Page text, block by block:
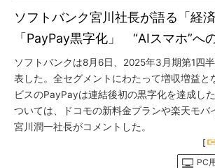
ソフトバンク宮川社長が語る「経済
「PayPay黒字化」 “AIスマホ”へ
ソフトバンクは8月6日、2025年3月期第1四
表した。全セグメントにわたって増収増益と
ビスのPayPayは連結後初の黒字化を達成し
ついては、ドコモの新料金プランや楽天モバ
宮川潤一社長がコメントした。
[
PC